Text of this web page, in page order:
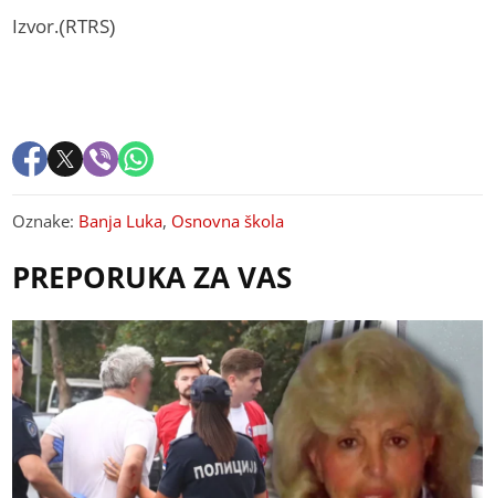
Izvor.(RTRS)
Oznake: Banja Luka, Osnovna škola
PREPORUKA ZA VAS